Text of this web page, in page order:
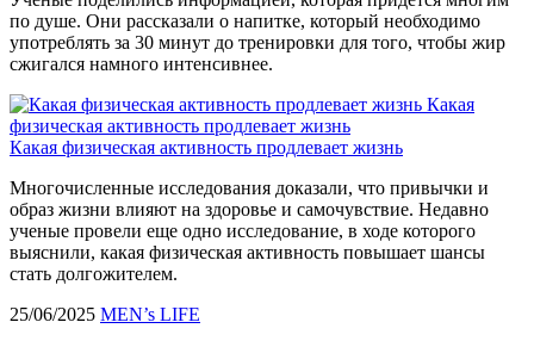
по душе. Они рассказали о напитке, который необходимо
употреблять за 30 минут до тренировки для того, чтобы жир
сжигался намного интенсивнее.
Какая
физическая активность продлевает жизнь
Какая физическая активность продлевает жизнь
Многочисленные исследования доказали, что привычки и
образ жизни влияют на здоровье и самочувствие. Недавно
ученые провели еще одно исследование, в ходе которого
выяснили, какая физическая активность повышает шансы
стать долгожителем.
25/06/2025 MEN’s LIFE